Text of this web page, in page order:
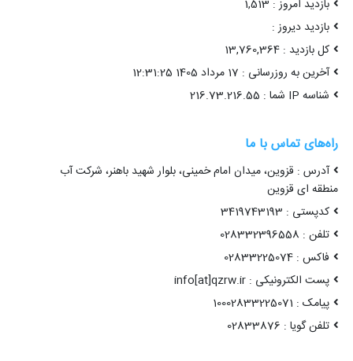
بازدید امروز : 1,513
بازدید دیروز :
کل بازدید : 13,760,364
آخرین به روزرسانی : 17 مرداد 1405 12:31:25
شناسه IP شما : 216.73.216.55
راه‌های تماس با ما
آدرس : قزوین، میدان امام خمینی، بلوار شهید باهنر، شرکت آب
منطقه ای قزوین
کدپستی : 3419743193
تلفن : 028332396558
فاکس : 02833225074
پست الکترونیکی : info[at]qzrw.ir
پیامک : 10002833225071
تلفن گویا : 02833876